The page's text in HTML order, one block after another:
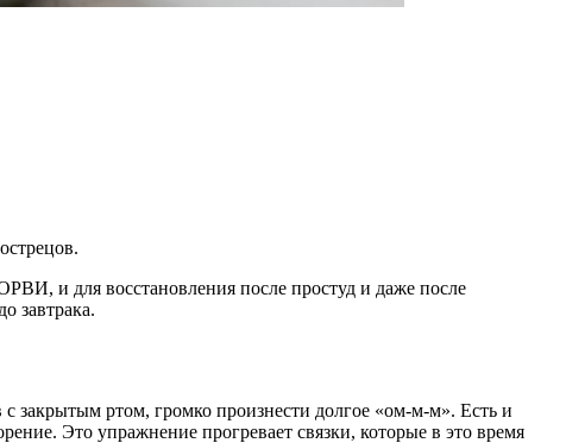
и для восстановления после простуд и даже после
завтрака.
с закрытым ртом, громко произнести долгое «ом-м-м». Есть и
Это упражнение прогревает связки, которые в это время